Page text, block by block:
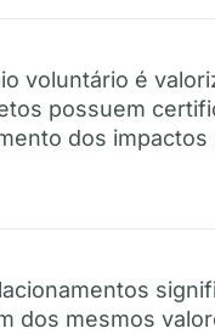
voluntário é
possuem
dos
dos mesmos